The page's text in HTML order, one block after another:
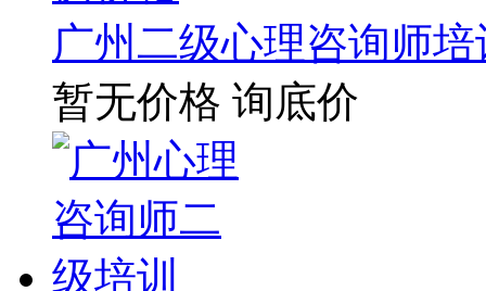
广州二级心理咨询师
暂无价格 询底价